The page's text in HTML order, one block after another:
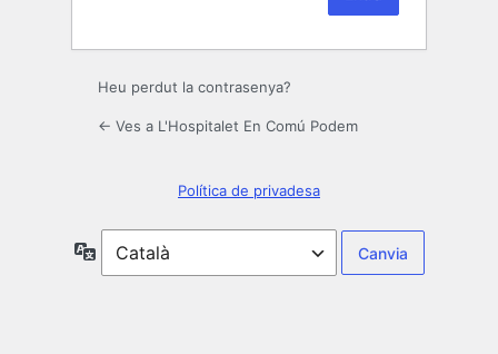
Heu perdut la contrasenya?
← Ves a L'Hospitalet En Comú Podem
Política de privadesa
Idioma